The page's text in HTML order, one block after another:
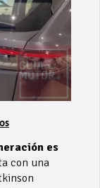
es
con una